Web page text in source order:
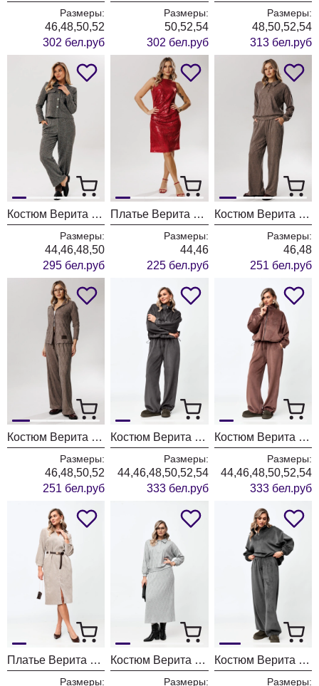
Размеры:
46,48,50,52
302 бел.руб
Размеры:
50,52,54
302 бел.руб
Размеры:
48,50,52,54
313 бел.руб
Костюм Верита 2396
Размеры:
44,46,48,50
295 бел.руб
Платье Верита 2435
Размеры:
44,46
225 бел.руб
Костюм Верита 2437 капучино
Размеры:
46,48
251 бел.руб
Костюм Верита 2438 капучино
Размеры:
46,48,50,52
251 бел.руб
Костюм Верита 2432 графит
Размеры:
44,46,48,50,52,54
333 бел.руб
Костюм Верита 2432 какао
Размеры:
44,46,48,50,52,54
333 бел.руб
Платье Верита 2431
Размеры:
Костюм Верита 2428 серый
Размеры:
Костюм Верита 2427 графит
Размеры: